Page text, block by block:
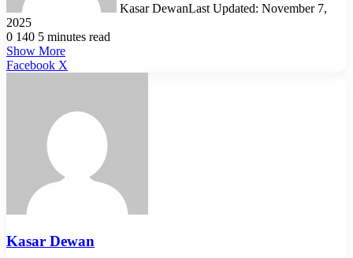
Kasar DewanLast Updated: November 7,
2025
0 140 5 minutes read
Show More
Facebook X
Kasar Dewan